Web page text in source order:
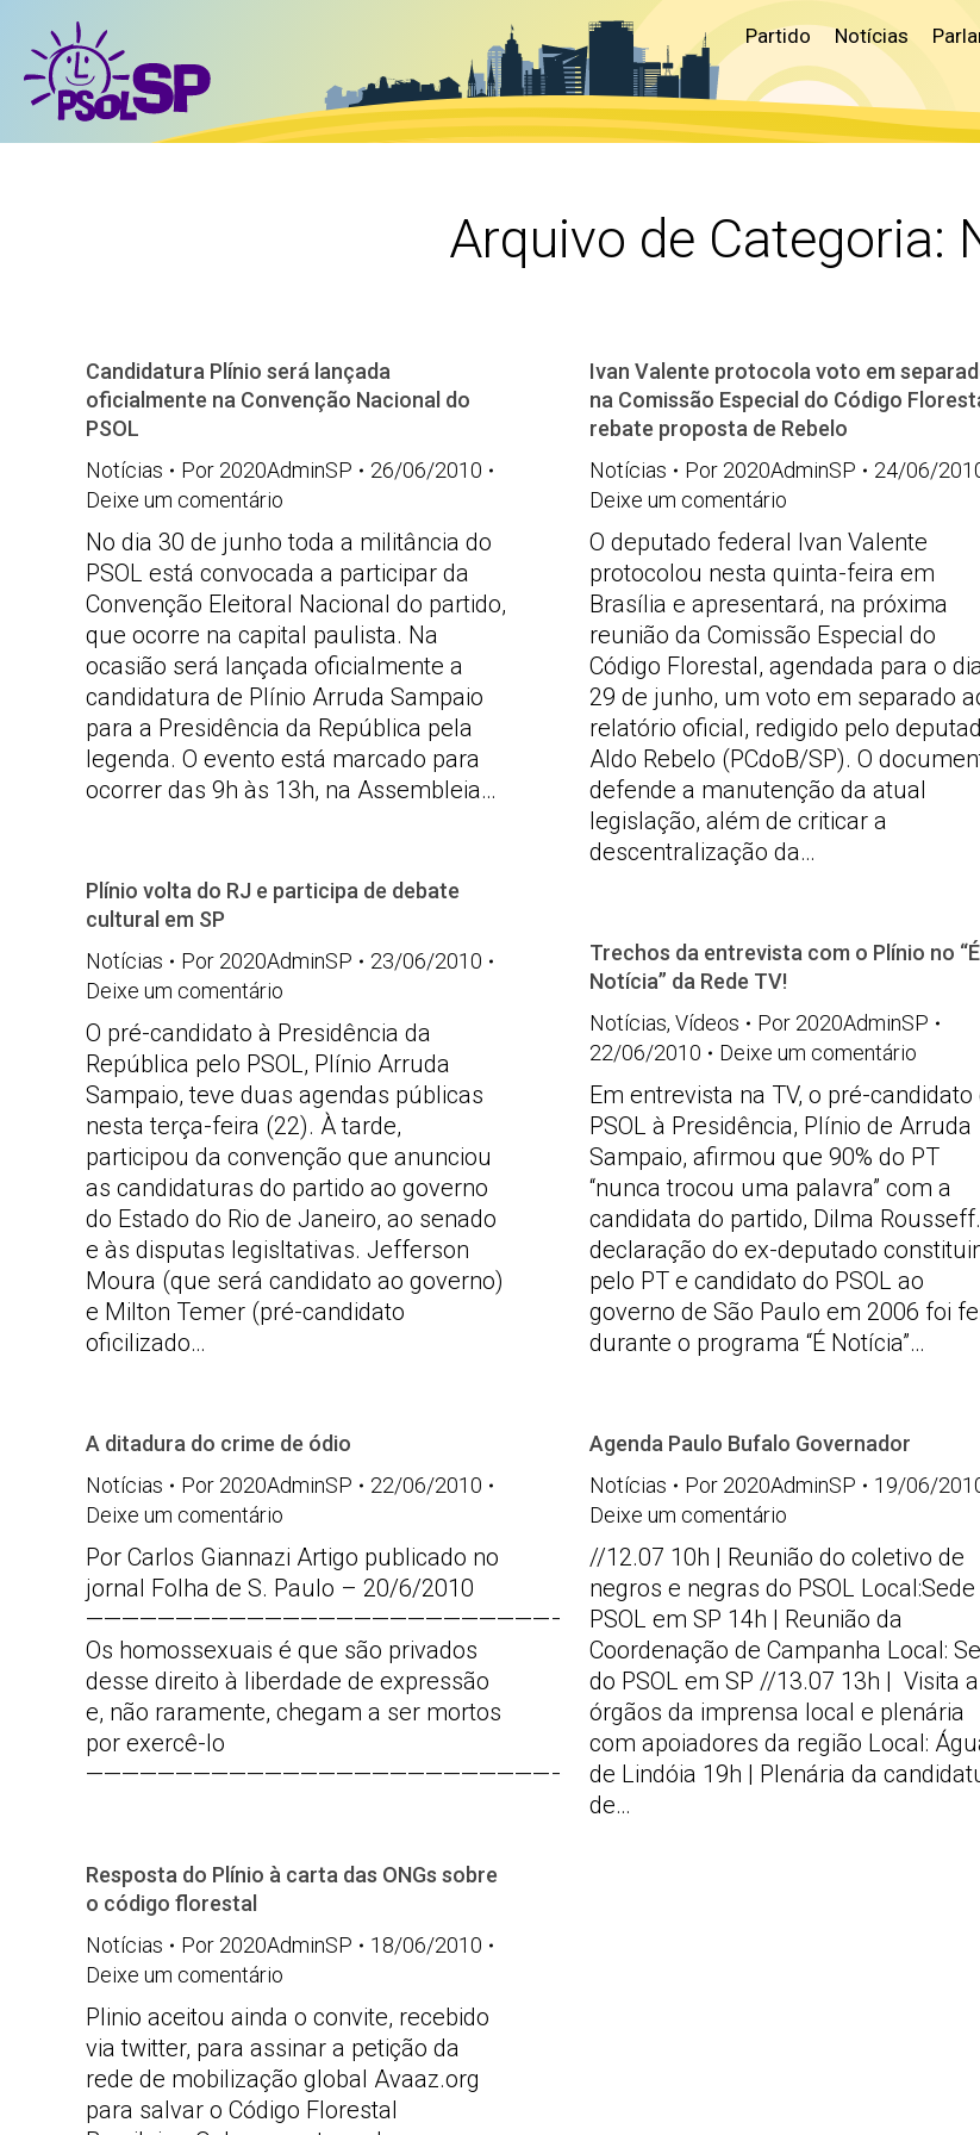
Partido Notícias
Arquivo de Categoria:
Candidatura Plínio será lançada
oficialmente na Convenção Nacional do
PSOL
Notícias
Por 2020AdminSP
26/06/2010
Deixe um comentário
No dia 30 de junho toda a militância do
PSOL está convocada a participar da
Convenção Eleitoral Nacional do partido,
que ocorre na capital paulista. Na
ocasião será lançada oficialmente a
candidatura de Plínio Arruda Sampaio
para a Presidência da República pela
legenda. O evento está marcado para
ocorrer das 9h às 13h, na Assembleia…
Ivan Valente protocola voto em
na Comissão Especial do Código
rebate proposta de Rebelo
Notícias
Por 2020AdminSP
24/06/
Deixe um comentário
O deputado federal Ivan Valente
protocolou nesta quinta-feira em
Brasília e apresentará, na próxima
reunião da Comissão Especial do
Código Florestal, agendada para o
29 de junho, um voto em separado
relatório oficial, redigido pelo
Aldo Rebelo (PCdoB/SP). O
defende a manutenção da atual
legislação, além de criticar a
descentralização da…
Plínio volta do RJ e participa de debate
cultural em SP
Notícias
Por 2020AdminSP
23/06/2010
Deixe um comentário
O pré-candidato à Presidência da
República pelo PSOL, Plínio Arruda
Sampaio, teve duas agendas públicas
nesta terça-feira (22). À tarde,
participou da convenção que anunciou
as candidaturas do partido ao governo
do Estado do Rio de Janeiro, ao senado
e às disputas legisltativas. Jefferson
Moura (que será candidato ao governo)
e Milton Temer (pré-candidato
oficilizado…
Trechos da entrevista com o Plínio no “É
Notícia” da Rede TV!
Notícias, Vídeos Por 2020AdminSP
22/06/2010
Deixe um comentário
Em entrevista na TV, o pré-candidato
PSOL à Presidência, Plínio de Arruda
Sampaio, afirmou que 90% do PT
“nunca trocou uma palavra” com a
candidata do partido, Dilma
declaração do ex-deputado
pelo PT e candidato do PSOL ao
governo de São Paulo em 2006 foi
durante o programa “É Notícia”…
A ditadura do crime de ódio
Notícias
Por 2020AdminSP
22/06/2010
Deixe um comentário
Por Carlos Giannazi Artigo publicado no
jornal Folha de S. Paulo – 20/6/2010
——————————————————————————–
Os homossexuais é que são privados
desse direito à liberdade de expressão
e, não raramente, chegam a ser mortos
por exercê-lo
——————————————————————————–
Agenda Paulo Bufalo Governador
Notícias
Por 2020AdminSP
19/06/
Deixe um comentário
//12.07 10h | Reunião do coletivo de
negros e negras do PSOL Local:Sede
PSOL em SP 14h | Reunião da
Coordenação de Campanha Local:
do PSOL em SP //13.07 13h | Visita a
órgãos da imprensa local e plenária
com apoiadores da região Local:
de Lindóia 19h | Plenária da
de…
Resposta do Plínio à carta das ONGs sobre
o código florestal
Notícias
Por 2020AdminSP
18/06/2010
Deixe um comentário
Plinio aceitou ainda o convite, recebido
via twitter, para assinar a petição da
rede de mobilização global Avaaz.org
para salvar o Código Florestal